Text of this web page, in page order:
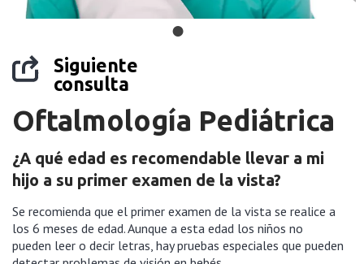
Siguiente
consulta
Oftalmología Pediátrica
¿A qué edad es recomendable llevar a mi
hijo a su primer examen de la vista?
Se recomienda que el primer examen de la vista se realice a
los 6 meses de edad. Aunque a esta edad los niños no
pueden leer o decir letras, hay pruebas especiales que pueden